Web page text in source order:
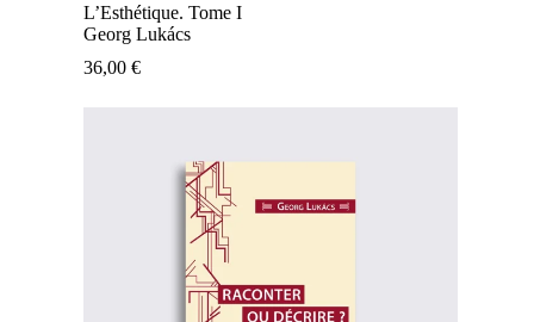
L’Esthétique. Tome I
Georg Lukács
36,00 €